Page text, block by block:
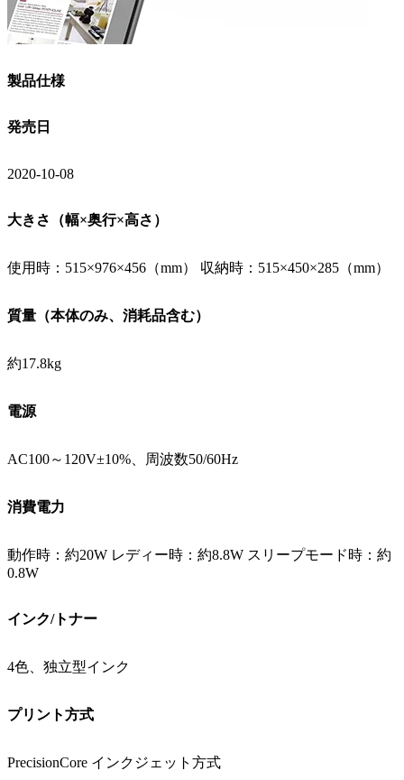
製品仕様
発売日
2020-10-08
大きさ（幅×奥行×高さ）
使用時：515×976×456（mm） 収納時：515×450×285（mm）
質量（本体のみ、消耗品含む）
約17.8kg
電源
AC100～120V±10%、周波数50/60Hz
消費電力
動作時：約20W レディー時：約8.8W スリープモード時：約
0.8W
インク/トナー
4色、独立型インク
プリント方式
PrecisionCore インクジェット方式